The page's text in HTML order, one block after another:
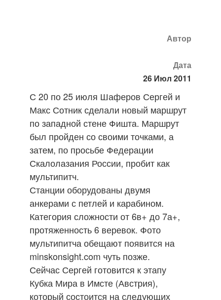
Автор
Дата
26 Июл 2011
С 20 по 25 июля Шаферов Сергей и
Макс Сотник сделали новый маршрут
по западной стене Фишта. Маршрут
был пройден со своими точками, а
затем, по просьбе Федерации
Скалолазания России, пробит как
мультипитч.
Станции оборудованы двумя
анкерами с петлей и карабином.
Категория сложности от 6в+ до 7а+,
протяженность 6 веревок. Фото
мультипитча обещают появится на
minskonsight.com чуть позже.
Сейчас Сергей готовится к этапу
Кубка Мира в Имсте (Австрия),
который состоится на следующих